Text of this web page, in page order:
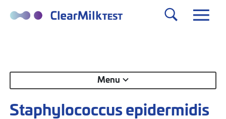
Menu
Staphylococcus epidermidis